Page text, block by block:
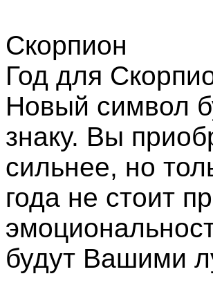
Скорпион
Год для
Новый символ
знаку. Вы
сильнее, но
года не стоит
будут Вашими